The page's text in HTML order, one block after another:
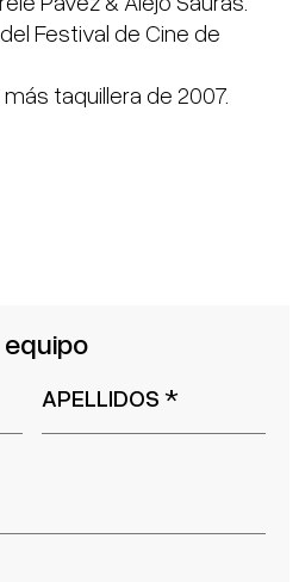
Festival de Cine de
taquillera de 2007.
APELLIDOS *